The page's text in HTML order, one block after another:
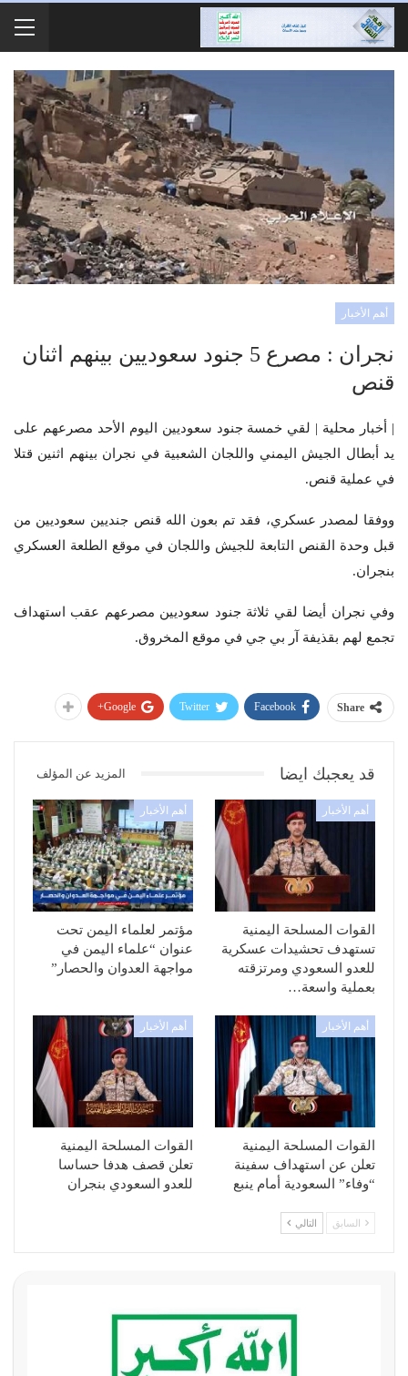
أهم الأخبار
نجران : مصرع 5 جنود سعوديين بينهم اثنان
قنص
| أخبار محلية | لقي خمسة جنود سعوديين اليوم الأحد مصرعهم على
يد أبطال الجيش اليمني واللجان الشعبية في نجران بينهم اثنين قتلا
في عملية قنص.
ووفقا لمصدر عسكري، فقد تم بعون الله قنص جنديين سعوديين من
قبل وحدة القنص التابعة للجيش واللجان في موقع الطلعة العسكري
بنجران.
وفي نجران أيضا لقي ثلاثة جنود سعوديين مصرعهم عقب استهداف
تجمع لهم بقذيفة آر بي جي في موقع المخروق.
Share
Facebook
Twitter
Google+
قد يعجبك ايضا المزيد عن المؤلف
أهم الأخبار
القوات المسلحة اليمنية
تستهدف تحشيدات عسكرية
للعدو السعودي ومرتزقته
بعملية واسعة…
أهم الأخبار
مؤتمر لعلماء اليمن تحت
عنوان “علماء اليمن في
مواجهة العدوان والحصار”
أهم الأخبار
القوات المسلحة اليمنية
تعلن عن استهداف سفينة
“وفاء” السعودية أمام ينبع
أهم الأخبار
القوات المسلحة اليمنية
تعلن قصف هدفا حساسا
للعدو السعودي بنجران
السابق التالي